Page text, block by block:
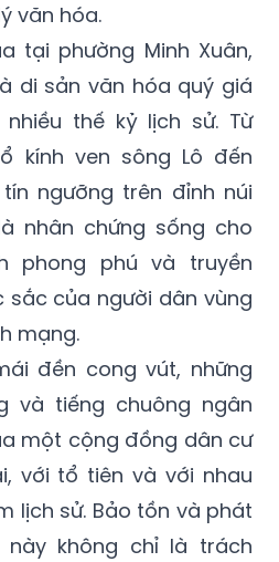
văn hóa.
tại phường Minh Xuân,
di sản văn hóa quý giá
thế kỷ lịch sử. Từ
kính ven sông Lô đến
ngưỡng trên đỉnh núi
nhân chứng sống cho
phong phú và truyền
của người dân vùng
mạng.
đền cong vút, những
và tiếng chuông ngân
một cộng đồng dân cư
với tổ tiên và với nhau
lịch sử. Bảo tồn và phát
không chỉ là trách